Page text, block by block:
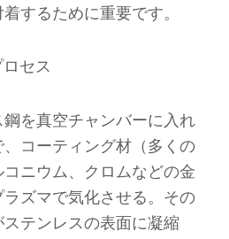
するために重要です。
セス
を真空チャンバーに入れ
コーティング材（多くの
ニウム、クロムなどの金
ズマで気化させる。その
テンレスの表面に凝縮